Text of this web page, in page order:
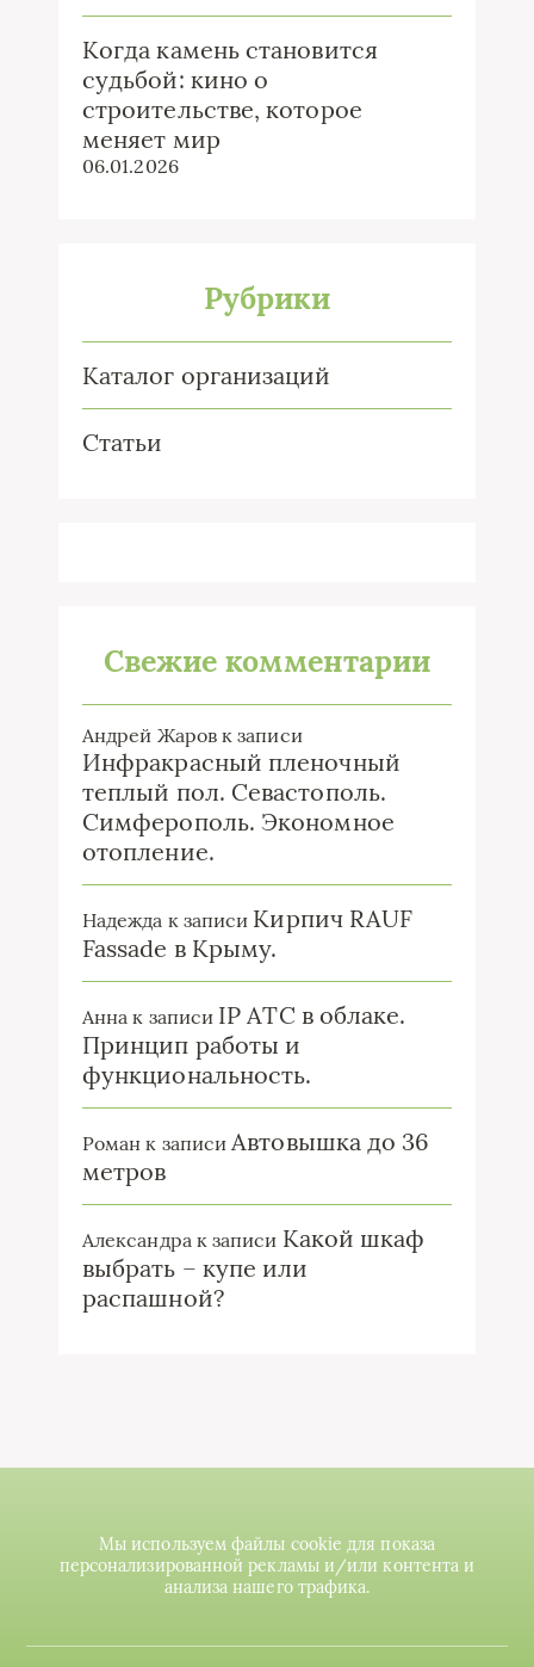
Когда камень становится
судьбой: кино о
строительстве, которое
меняет мир
06.01.2026
Рубрики
Каталог организаций
Статьи
Свежие комментарии
Андрей Жаровк записи
Инфракрасный пленочный
теплый пол. Севастополь.
Симферополь. Экономное
отопление.
Надежда к записи Кирпич RAUF
Fassade в Крыму.
Анна к записи IP ATC в облаке.
Принцип работы и
функциональность.
Роман к записиАвтовышка до 36
метров
Александрак записи Какой шкаф
выбрать – купе или
распашной?
Мы используем файлы cookie для показа
персонализированной рекламы и/или контента и
анализа нашего трафика.